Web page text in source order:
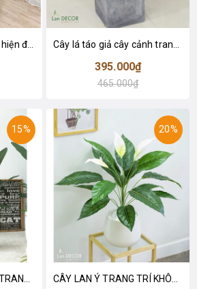
Cây chuối rẻ quạt đẹp hiện đại trang trí 1m8 - LC3019 (Gồm 12 lá)
395.000₫
465.000₫
15% 20%